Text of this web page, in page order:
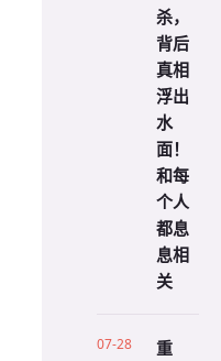
杀，
背后
真相
浮出
水
面！
和每
个人
都息
息相
关
07-28
重